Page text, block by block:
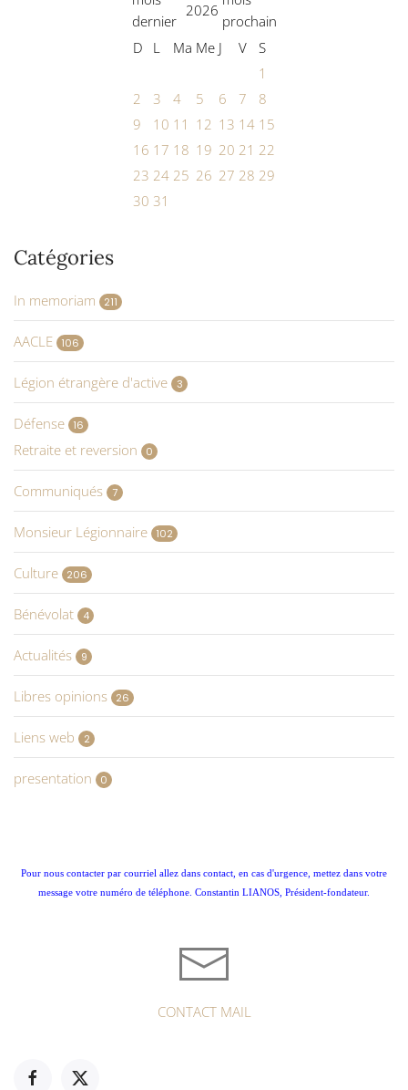
2026
D L Ma Me J V
S
1
2
3 4 5 6 7
8
9
10 11 12 13 14 15
16 17 18 19 20 21 22
23 24 25 26 27 28 29
30 31
Catégories
In memoriam 211
AACLE 106
Légion étrangère d'active 3
Défense 16
Retraite et reversion 0
Communiqués 7
Monsieur Légionnaire 102
Culture 206
Bénévolat 4
Actualités 9
Libres opinions 26
Liens web 2
presentation 0
Pour nous contacter par courriel allez dans contact, en cas d'urgence, mettez dans votre
message votre numéro de téléphone. Constantin LIANOS, Président-fondateur.
CONTACT MAIL